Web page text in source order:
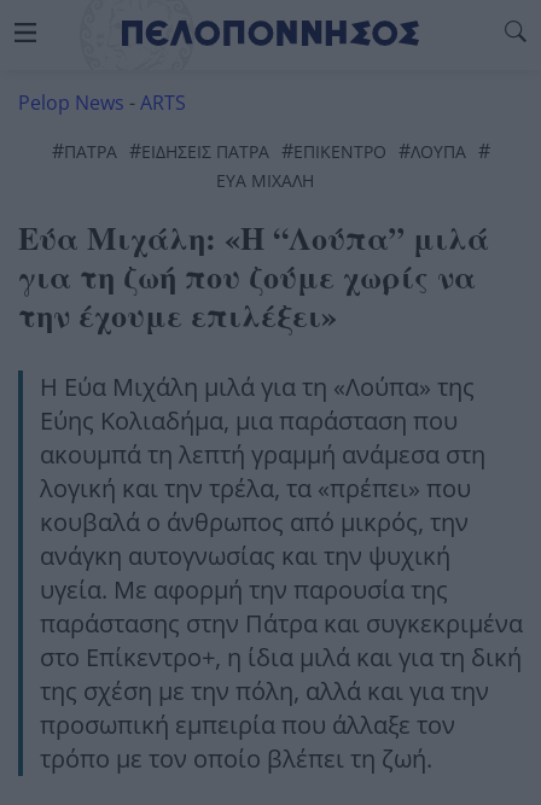
Pelop News -ARTS
#ΠΆΤΡΑ #ΕΙΔΗΣΕΙΣ ΠΑΤΡΑ #ΕΠΙΚΕΝΤΡΟ #ΛΟΥΠΑ #
ΕΥΑ ΜΙΧΑΛΗ
Εύα Μιχάλη: «Η “Λούπα” μιλά
για τη ζωή που ζούμε χωρίς να
την έχουμε επιλέξει»
Η Εύα Μιχάλη μιλά για τη «Λούπα» της
Εύης Κολιαδήμα, μια παράσταση που
ακουμπά τη λεπτή γραμμή ανάμεσα στη
λογική και την τρέλα, τα «πρέπει» που
κουβαλά ο άνθρωπος από μικρός, την
ανάγκη αυτογνωσίας και την ψυχική
υγεία. Με αφορμή την παρουσία της
παράστασης στην Πάτρα και συγκεκριμένα
στο Επίκεντρο+, η ίδια μιλά και για τη δική
της σχέση με την πόλη, αλλά και για την
προσωπική εμπειρία που άλλαξε τον
τρόπο με τον οποίο βλέπει τη ζωή.